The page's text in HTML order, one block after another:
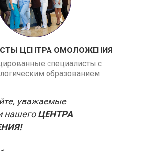
специалисты с
образованием
ЦЕНТРА ОМОЛОЖЕНИЯ
уважаемые
нашегоЦЕНТРА